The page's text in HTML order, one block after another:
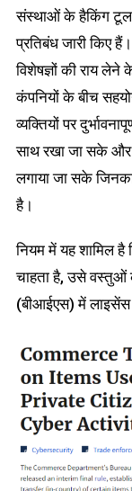
संस्थाओं के हैकिंग टूल
प्रतिबंध जारी किए
विशेषज्ञों की राय लेने
कंपनियों के बीच
व्यक्तियों पर
साथ रखा जा सके और
लगाया जा सके
है।
नियम में यह शामिल है
चाहता है, उसे वस्तुओं
(बीआईएस) में